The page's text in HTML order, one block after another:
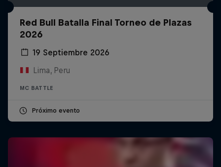
Red Bull Batalla Final Torneo de Plazas
2026
19 Septiembre 2026
Lima, Peru
MC BATTLE
Próximo evento